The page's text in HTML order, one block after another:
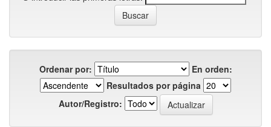
Ordenar por:
En orden:
Resultados por página
Autor/Registro: